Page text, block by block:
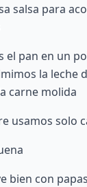
salsa para
el pan en un
la leche
carne molida
usamos solo
bien con